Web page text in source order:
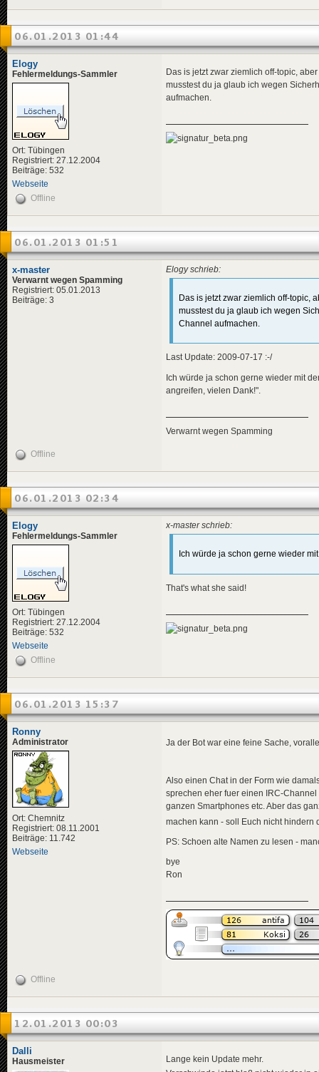
06.01.2013 01:44
Elogy
Fehlermeldungs-Sammler
Ort: Tübingen
Registriert: 27.12.2004
Beiträge: 532
Webseite
Das is jetzt zwar ziemlich off-topic,
musstest du ja glaub ich wegen
aufmachen.
Offline
06.01.2013 01:51
x-master
Verwarnt wegen Spamming
Registriert: 05.01.2013
Beiträge: 3
Elogy schrieb:
Das is jetzt zwar ziemlich off-topic,
musstest du ja glaub ich wegen
Channel aufmachen.
Last Update: 2009-07-17 :-/
Ich würde ja schon gerne wieder mit
angreifen, vielen Dank!".
Verwarnt wegen Spamming
Offline
06.01.2013 02:34
Elogy
Fehlermeldungs-Sammler
Ort: Tübingen
Registriert: 27.12.2004
Beiträge: 532
Webseite
x-master schrieb:
Ich würde ja schon gerne wieder
That's what she said!
Offline
06.01.2013 15:37
Ronny
Administrator
Ort: Chemnitz
Registriert: 08.11.2001
Beiträge: 11.742
Webseite
Ja der Bot war eine feine Sache,
Also einen Chat in der Form wie
sprechen eher fuer einen IRC-
ganzen Smartphones etc. Aber das
machen kann - soll Euch nicht
PS: Schoen alte Namen zu lesen -
bye
Ron
Offline
12.01.2013 00:03
Dalli
Hausmeister
Lange kein Update mehr.